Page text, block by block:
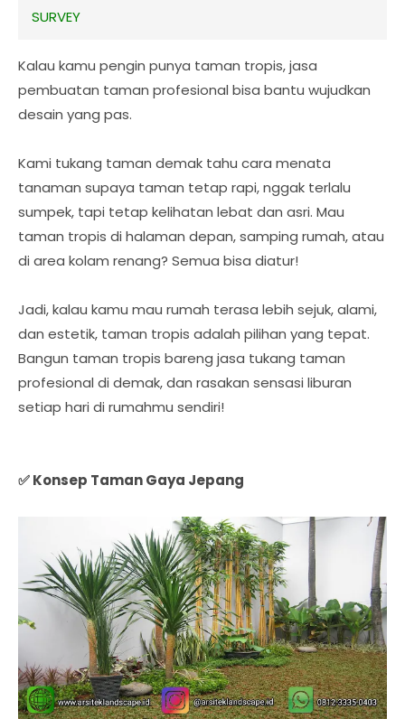
SURVEY
Kalau kamu pengin punya taman tropis, jasa
pembuatan taman profesional bisa bantu wujudkan
desain yang pas.
Kami tukang taman demak tahu cara menata
tanaman supaya taman tetap rapi, nggak terlalu
sumpek, tapi tetap kelihatan lebat dan asri. Mau
taman tropis di halaman depan, samping rumah, atau
di area kolam renang? Semua bisa diatur!
Jadi, kalau kamu mau rumah terasa lebih sejuk, alami,
dan estetik, taman tropis adalah pilihan yang tepat.
Bangun taman tropis bareng jasa tukang taman
profesional di demak, dan rasakan sensasi liburan
setiap hari di rumahmu sendiri!
✅ Konsep Taman Gaya Jepang